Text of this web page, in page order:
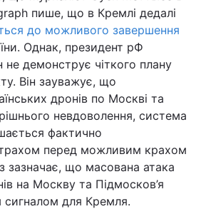
пише, що в Кремлі дедалі
до можливого завершення
Однак, президент рФ
демонструє чіткого плану
Він зауважує, що
дронів по Москві та
невдоволення, система
фактично
перед можливим крахом
що масована атака
на Москву та Підмосков’я
сигналом для Кремля.